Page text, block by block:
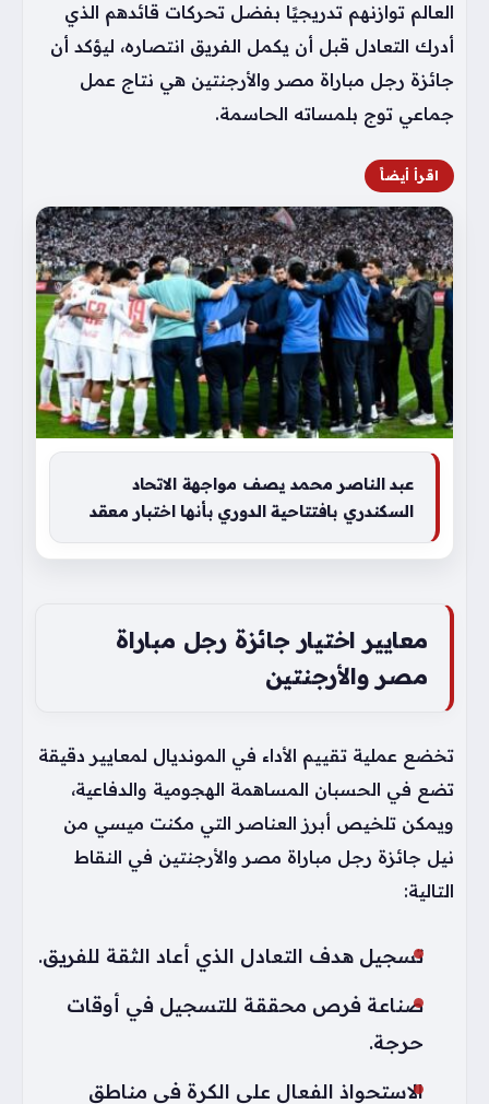
العالم توازنهم تدريجيًا بفضل تحركات قائدهم الذي
أدرك التعادل قبل أن يكمل الفريق انتصاره، ليؤكد أن
جائزة رجل مباراة مصر والأرجنتين هي نتاج عمل
جماعي توج بلمساته الحاسمة.
اقرأ أيضاً
عبد الناصر محمد يصف مواجهة الاتحاد
السكندري بافتتاحية الدوري بأنها اختبار معقد
معايير اختيار جائزة رجل مباراة
مصر والأرجنتين
تخضع عملية تقييم الأداء في المونديال لمعايير دقيقة
تضع في الحسبان المساهمة الهجومية والدفاعية،
ويمكن تلخيص أبرز العناصر التي مكنت ميسي من
نيل جائزة رجل مباراة مصر والأرجنتين في النقاط
التالية:
تسجيل هدف التعادل الذي أعاد الثقة للفريق.
صناعة فرص محققة للتسجيل في أوقات
حرجة.
الاستحواذ الفعال على الكرة في مناطق